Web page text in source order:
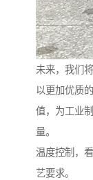
未来，我们
以更加优质
值，为工业
量。
温度控制，
艺要求。